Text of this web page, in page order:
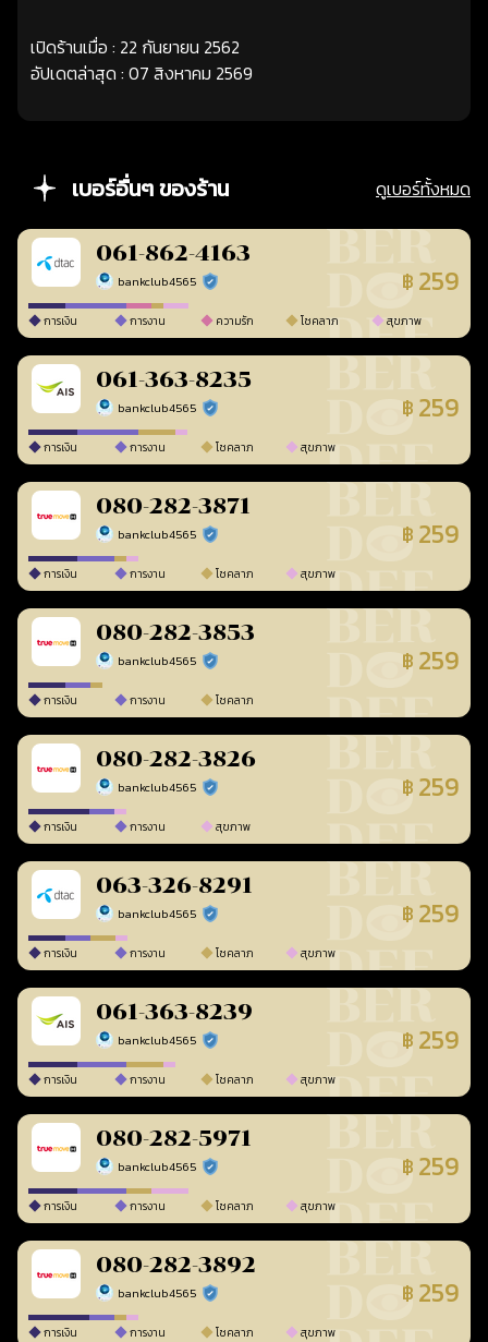
เปิดร้านเมื่อ : 22 กันยายน 2562
อัปเดตล่าสุด : 07 สิงหาคม 2569
เบอร์อื่นๆ ของร้าน ดูเบอร์ทั้งหมด
061-862-4163
bankclub4565 ร้านยืนยันแล้ว ฿ 259
การเงิน การงาน ความรัก โชคลาภ สุขภาพ
061-363-8235
bankclub4565 ร้านยืนยันแล้ว ฿ 259
การเงิน การงาน โชคลาภ สุขภาพ
080-282-3871
bankclub4565 ร้านยืนยันแล้ว ฿ 259
การเงิน การงาน โชคลาภ สุขภาพ
080-282-3853
bankclub4565 ร้านยืนยันแล้ว ฿ 259
การเงิน การงาน โชคลาภ
080-282-3826
bankclub4565 ร้านยืนยันแล้ว ฿ 259
การเงิน การงาน สุขภาพ
063-326-8291
bankclub4565 ร้านยืนยันแล้ว ฿ 259
การเงิน การงาน โชคลาภ สุขภาพ
061-363-8239
bankclub4565 ร้านยืนยันแล้ว ฿ 259
การเงิน การงาน โชคลาภ สุขภาพ
080-282-5971
bankclub4565 ร้านยืนยันแล้ว ฿ 259
การเงิน การงาน โชคลาภ สุขภาพ
080-282-3892
bankclub4565 ร้านยืนยันแล้ว ฿ 259
การเงิน การงาน โชคลาภ สุขภาพ